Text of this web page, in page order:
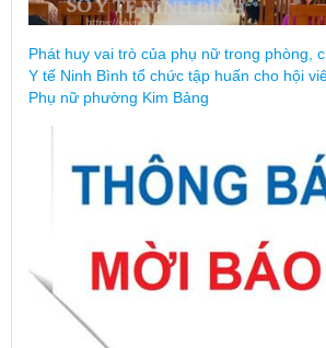
Phát huy vai trò của phụ nữ trong phòng,
Y tế Ninh Bình tổ chức tập huấn cho hội
Phụ nữ phường Kim Bảng